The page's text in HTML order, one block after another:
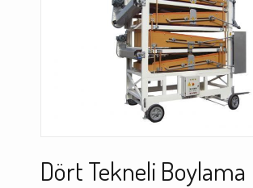
Dört Tekneli Boylama